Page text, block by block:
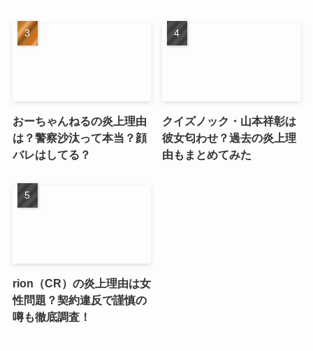
おーちゃんねるの炎上理由
は？警察沙汰って本当？顔
バレはしてる？
クイズノック・山本祥彰は
彼女匂わせ？過去の炎上理
由もまとめてみた
rion（CR）の炎上理由は女
性問題？契約違反で謹慎の
噂も徹底調査！